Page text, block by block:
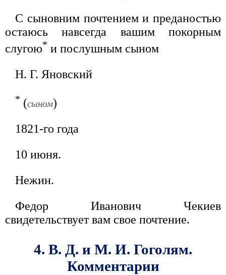
С сыновним почтением и преданостью
остаюсь навсегда вашим покорным
слугою* и послушным сыном
Н. Г. Яновский
* (сыном)
1821-го года
10 июня.
Нежин.
Федор Иванович Чекиев
свидетельствует вам свое почтение.
4. В. Д. и М. И. Гоголям.
Комментарии